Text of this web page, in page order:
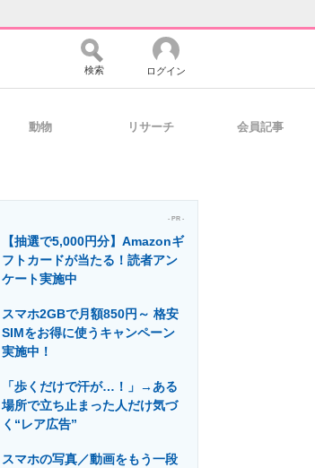
マーケ×ITの今がよく分かる
建設×テクノロジーの最前線
検索 ログイン
動物 リサーチ 会員記事
- PR -
【抽選で5,000円分】Amazonギ
フトカードが当たる！読者アン
ケート実施中
スマホ2GBで月額850円～ 格安
SIMをお得に使うキャンペーン
実施中！
「歩くだけで汗が…！」→ある
場所で立ち止まった人だけ気づ
く“レア広告”
スマホの写真／動画をもう一段